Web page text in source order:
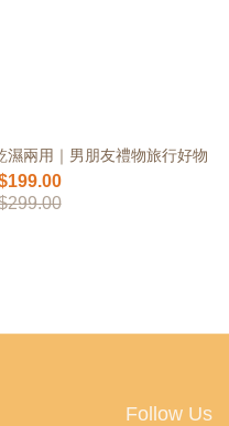
濕兩用｜男朋友禮物旅行好物
Follow Us